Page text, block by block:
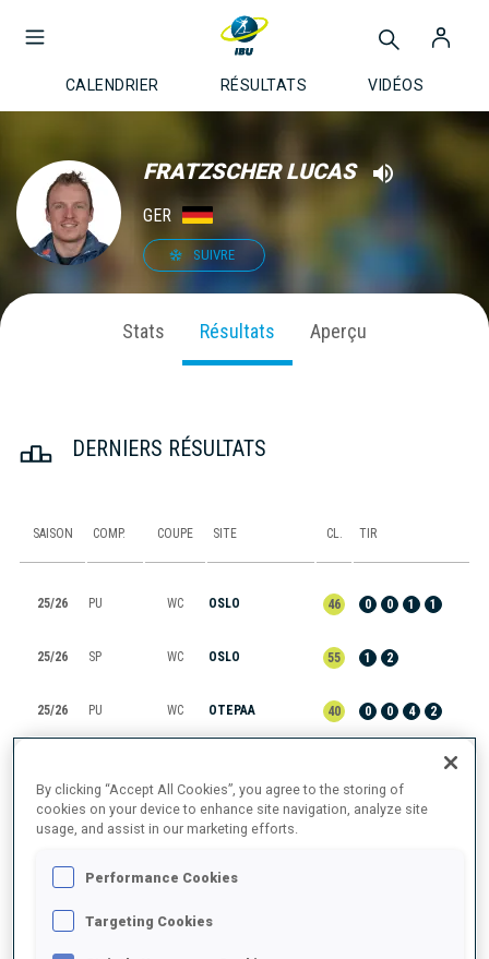
CALENDRIER RÉSULTATS VIDÉOS
FRATZSCHER LUCAS
GER
SUIVRE
Stats Résultats Aperçu
DERNIERS RÉSULTATS
SAISON COMP. COUPE SITE CL. TIR
25/26 PU WC OSLO 46 0 0 1 1
25/26 SP WC OSLO 55 1 2
25/26 PU WC OTEPAA 40 0 0 4 2
25/26 RL WC KONTIOLAHTI 6
By clicking “Accept All Cookies”, you agree to the storing of
cookies on your device to enhance site navigation, analyze site
usage, and assist in our marketing efforts.
Performance Cookies
Targeting Cookies